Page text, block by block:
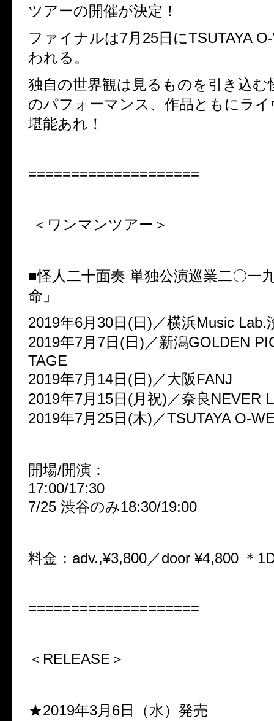
ツアーの開催が決定！
ファイナルは7月25日にTSUTAYA
われる。
独自の世界観は見るものを引き込む
のパフォーマンス、作品ともにラ
堪能あれ！
====================
＜ワンマンツアー＞
■怪人二十面奏 単独公演巡業二〇一
命」
2019年6月30日(日)／横浜Music Lab.
2019年7月7日(日)／新潟GOLDEN
TAGE
2019年7月14日(日)／大阪FANJ
2019年7月15日(月祝)／奈良NEVER
2019年7月25日(木)／TSUTAYA O-
開場/開演：
17:00/17:30
7/25 渋谷のみ18:30/19:00
料金：adv.,¥3,800／door ¥4,800 ＊
====================
＜RELEASE＞
★2019年3月6日（水）発売